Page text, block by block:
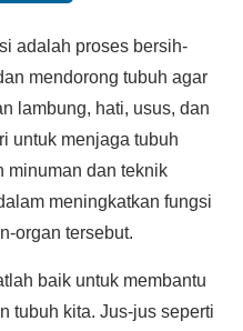
adalah proses bersih-
mendorong tubuh agar
lambung, hati, usus, dan
untuk menjaga tubuh
minuman dan teknik
meningkatkan fungsi
organ tersebut.
baik untuk membantu
tubuh kita. Jus-jus seperti